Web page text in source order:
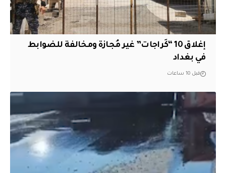
إغلاق 10 “كَراجات” غير مُجازة ومخالفة للضوابط
في بغداد
قبل 10 ساعات